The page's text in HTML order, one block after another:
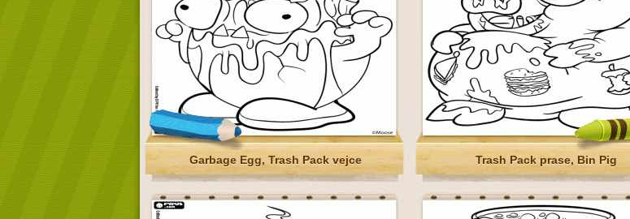
Garbage Egg, Trash Pack vejce Trash Pack prase, Bin Pig